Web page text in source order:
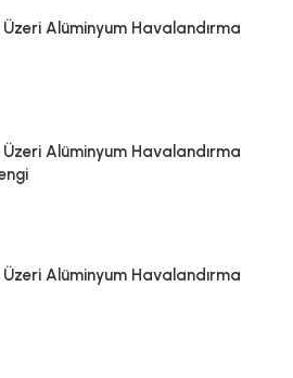
Alüminyum Havalandırma
Alüminyum Havalandırma
Alüminyum Havalandırma